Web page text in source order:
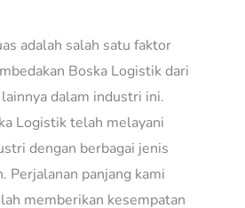
adalah salah satu faktor
Boska Logistik dari
dalam industri ini.
Logistik telah melayani
dengan berbagai jenis
Perjalanan panjang kami
memberikan kesempatan